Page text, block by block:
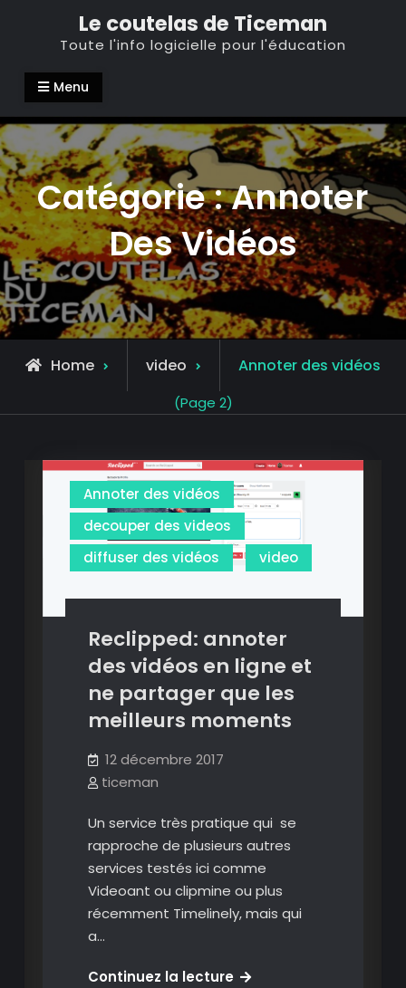
Le coutelas de Ticeman
Toute l'info logicielle pour l'éducation
Menu
Catégorie :Annoter
Des Vidéos
Home video
Archive
Annoter des vidéos
(Page 2)
Annoter des vidéos
decouper des videos
diffuser des vidéos
video
Reclipped: annoter
des vidéos en ligne et
ne partager que les
meilleurs moments
12 décembre 2017
ticeman
Un service très pratique qui se
rapproche de plusieurs autres
services testés ici comme
Videoant ou clipmine ou plus
récemment Timelinely, mais qui
a…
Continuez la lectureReclipped: